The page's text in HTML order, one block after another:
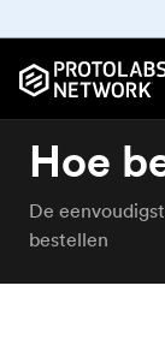
Hoe
De
bestellen